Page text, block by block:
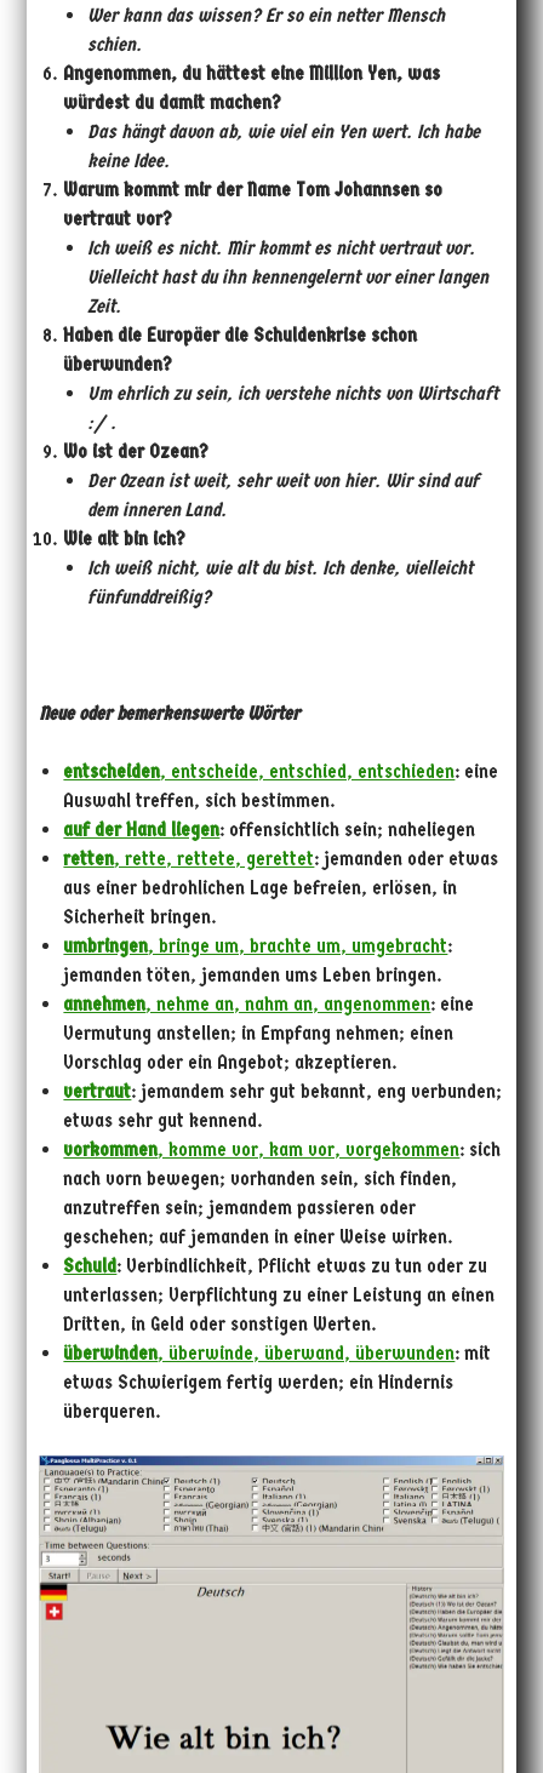
Wer kann das wissen? Erso ein netter Mensch
schien.
Angenommen, du hättest eine Million Yen, was
würdest du damit machen?
Das hängt davon ab, wie viel ein Yen wert. Ich habe
keine Idee.
Warum kommt mir der Name Tom Johannsen so
vertraut vor?
Ich weiß es nicht. Mir kommt es nicht vertraut vor.
Vielleicht hast du ihn kennengelernt vor einer langen
Zeit.
Haben die Europäer die Schuldenkrise schon
überwunden?
Um ehrlich zu sein, ich verstehe nichts von Wirtschaft
:/ .
Wo ist der Ozean?
Der Ozean ist weit, sehr weit von hier. Wir sind auf
dem inneren Land.
Wie alt bin ich?
Ich weißnicht, wie alt du bist. Ich denke, vielleicht
fünfunddreißig?
Neue oder bemerkenswerte Wörter
entscheiden, entscheide, entschied, entschieden: eine
Auswahl treffen, sich bestimmen.
auf der Hand liegen: offensichtlich sein; naheliegen
retten, rette, rettete, gerettet: jemanden oder etwas
aus einer bedrohlichen Lage befreien, erlösen, in
Sicherheit bringen.
umbringen, bringe um, brachte um, umgebracht:
jemanden töten, jemanden ums Leben bringen.
annehmen, nehme an, nahm an, angenommen: eine
Vermutung anstellen; in Empfang nehmen; einen
Vorschlag oder ein Angebot; akzeptieren.
vertraut: jemandem sehr gut bekannt, eng verbunden;
etwas sehr gut kennend.
vorkommen, komme vor, kam vor, vorgekommen: sich
nach vorn bewegen; vorhanden sein, sich finden,
anzutreffen sein; jemandem passieren oder
geschehen; auf jemanden in einer Weise wirken.
Schuld: Verbindlichkeit, Pflicht etwas zu tun oder zu
unterlassen; Verpflichtung zu einer Leistung an einen
Dritten, in Geld oder sonstigen Werten.
überwinden, überwinde, überwand, überwunden: mit
etwas Schwierigem fertig werden; ein Hindernis
überqueren.